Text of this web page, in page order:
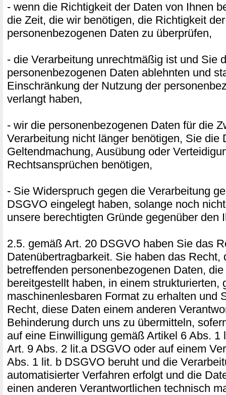
- wenn die Richtigkeit der Daten von Ihnen
die Zeit, die wir benötigen, die Richtigkeit der
personenbezogenen Daten zu überprüfen,
- die Verarbeitung unrechtmäßig ist und Sie
personenbezogenen Daten ablehnten und
Einschränkung der Nutzung der
verlangt haben,
- wir die personenbezogenen Daten für die
Verarbeitung nicht länger benötigen, Sie die
Geltendmachung, Ausübung oder
Rechtsansprüchen benötigen,
- Sie Widerspruch gegen die Verarbeitung
DSGVO eingelegt haben, solange noch
unsere berechtigten Gründe gegenüber den
2.5. gemäß Art. 20 DSGVO haben Sie das
Datenübertragbarkeit. Sie haben das Recht,
betreffenden personenbezogenen Daten,
bereitgestellt haben, in einem strukturierten,
maschinenlesbaren Format zu erhalten und
Recht, diese Daten einem anderen
Behinderung durch uns zu übermitteln,
auf eine Einwilligung gemäß Artikel 6 Abs. 1
Art. 9 Abs. 2 lit.a DSGVO oder auf einem
Abs. 1 lit. b DSGVO beruht und die
automatisierter Verfahren erfolgt und die
einen anderen Verantwortlichen technisch